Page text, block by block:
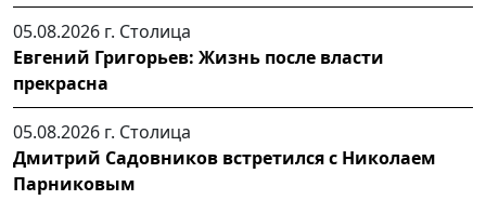
05.08.2026 г. Столица
Евгений Григорьев: Жизнь после власти
прекрасна
05.08.2026 г. Столица
Дмитрий Садовников встретился с Николаем
Парниковым